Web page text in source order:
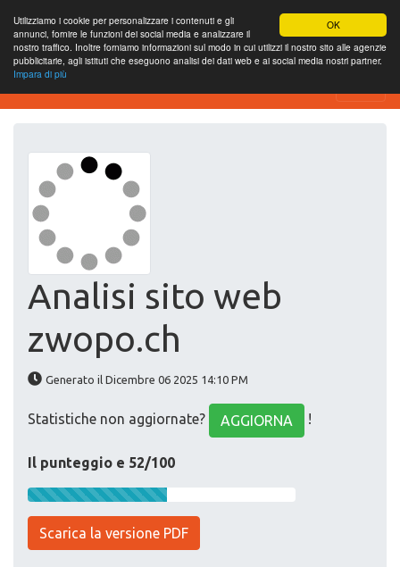
OK
Utilizziamo i cookie per personalizzare i contenuti e gli
annunci, fornire le funzioni dei social media e analizzare il
nostro traffico. Inoltre forniamo informazioni sul modo in cui utilizzi il nostro sito alle agenzie
pubblicitarie, agli istituti che eseguono analisi dei dati web e ai social media nostri partner.
Impara di più
Website-SEO-Überprüfung
Analisi sito web
zwopo.ch
Generato il Dicembre 06 2025 14:10 PM
Statistiche non aggiornate? AGGIORNA !
Il punteggio e 52/100
Scarica la versione PDF